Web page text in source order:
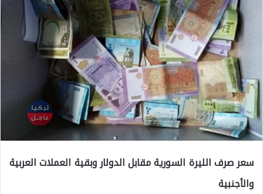
سعر صرف الليرة السورية مقابل الدولار وبقية العملات العربية
والأجنبية